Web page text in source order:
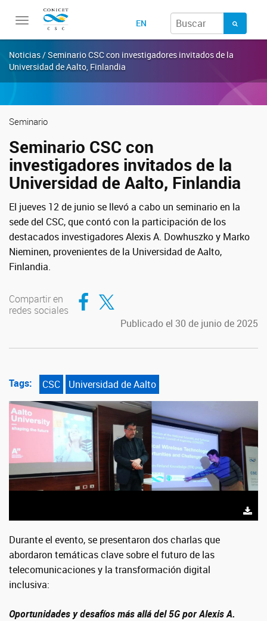
Toggle
EN
Noticias / Seminario CSC con investigadores invitados de la
Universidad de Aalto, Finlandia
Seminario
Seminario CSC con
investigadores invitados de la
Universidad de Aalto, Finlandia
El jueves 12 de junio se llevó a cabo un seminario en la
sede del CSC, que contó con la participación de los
destacados investigadores Alexis A. Dowhuszko y Marko
Nieminen, provenientes de la Universidad de Aalto,
Finlandia.
Compartir en
redes sociales
Compartir en Facebook
Compartir en Twitter
Publicado el 30 de junio de 2025
Tags: CSC Universidad de Aalto
Durante el evento, se presentaron dos charlas que
abordaron temáticas clave sobre el futuro de las
telecomunicaciones y la transformación digital
inclusiva:
Oportunidades y desafíos más allá del 5G por Alexis A.